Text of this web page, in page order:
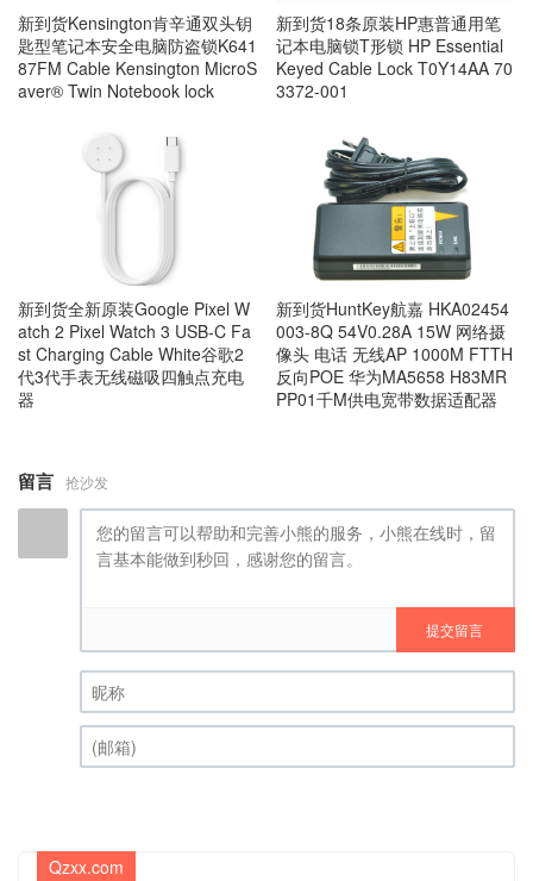
新到货Kensington肯辛通双头钥
匙型笔记本安全电脑防盗锁K641
87FM Cable Kensington MicroS
aver® Twin Notebook lock
新到货18条原装HP惠普通用笔
记本电脑锁T形锁 HP Essential
Keyed Cable Lock T0Y14AA 70
3372-001
新到货全新原装Google Pixel W
atch 2 Pixel Watch 3 USB-C Fa
st Charging Cable White谷歌2
代3代手表无线磁吸四触点充电
器
新到货HuntKey航嘉 HKA02454
003-8Q 54V0.28A 15W 网络摄
像头 电话 无线AP 1000M FTTH
反向POE 华为MA5658 H83MR
PP01千M供电宽带数据适配器
留言 抢沙发
提交留言
昵称 (必填)
Qzxx.com